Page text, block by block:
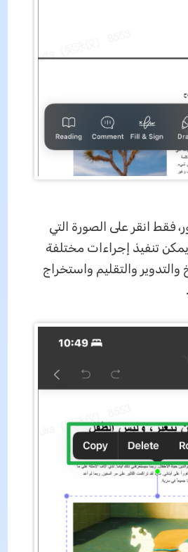
فقط انقر على الصورة التي
تنفيذ إجراءات مختلفة
والتقليم واستخراج